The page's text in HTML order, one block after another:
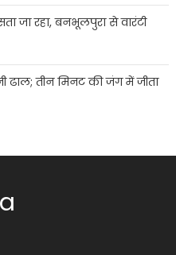
जा रहा, बनभूलपुरा से वारंटी
ढाल; तीन मिनट की जंग में जीता